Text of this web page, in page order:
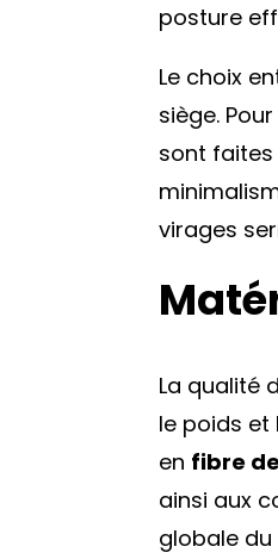
posture
Le choix
siège.
sont faites
virages
La qualité
le poids et
en fibre
ainsi aux
globale du